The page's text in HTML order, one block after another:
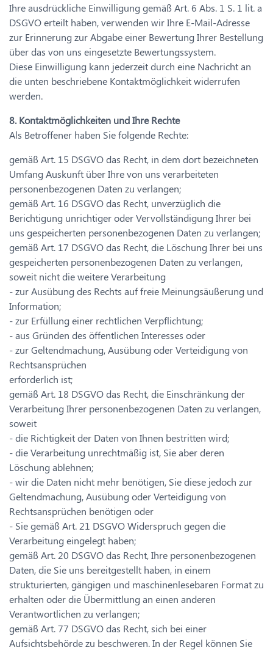
Ihre ausdrückliche Einwilligung gemäß Art. 6 Abs. 1 S. 1 lit. a
DSGVO erteilt haben, verwenden wir Ihre E-Mail-Adresse
zur Erinnerung zur Abgabe einer Bewertung Ihrer Bestellung
über das von uns eingesetzte Bewertungssystem.
Diese Einwilligung kann jederzeit durch eine Nachricht an
die unten beschriebene Kontaktmöglichkeit widerrufen
werden.
8. Kontaktmöglichkeiten und Ihre Rechte
Als Betroffener haben Sie folgende Rechte:
gemäß Art. 15 DSGVO das Recht, in dem dort bezeichneten
Umfang Auskunft über Ihre von uns verarbeiteten
personenbezogenen Daten zu verlangen;
gemäß Art. 16 DSGVO das Recht, unverzüglich die
Berichtigung unrichtiger oder Vervollständigung Ihrer bei
uns gespeicherten personenbezogenen Daten zu verlangen;
gemäß Art. 17 DSGVO das Recht, die Löschung Ihrer bei uns
gespeicherten personenbezogenen Daten zu verlangen,
soweit nicht die weitere Verarbeitung
- zur Ausübung des Rechts auf freie Meinungsäußerung und
Information;
- zur Erfüllung einer rechtlichen Verpflichtung;
- aus Gründen des öffentlichen Interesses oder
- zur Geltendmachung, Ausübung oder Verteidigung von
Rechtsansprüchen
erforderlich ist;
gemäß Art. 18 DSGVO das Recht, die Einschränkung der
Verarbeitung Ihrer personenbezogenen Daten zu verlangen,
soweit
- die Richtigkeit der Daten von Ihnen bestritten wird;
- die Verarbeitung unrechtmäßig ist, Sie aber deren
Löschung ablehnen;
- wir die Daten nicht mehr benötigen, Sie diese jedoch zur
Geltendmachung, Ausübung oder Verteidigung von
Rechtsansprüchen benötigen oder
- Sie gemäß Art. 21 DSGVO Widerspruch gegen die
Verarbeitung eingelegt haben;
gemäß Art. 20 DSGVO das Recht, Ihre personenbezogenen
Daten, die Sie uns bereitgestellt haben, in einem
strukturierten, gängigen und maschinenlesebaren Format zu
erhalten oder die Übermittlung an einen anderen
Verantwortlichen zu verlangen;
gemäß Art. 77 DSGVO das Recht, sich bei einer
Aufsichtsbehörde zu beschweren. In der Regel können Sie